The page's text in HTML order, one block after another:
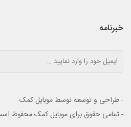
خبرنامه
- طراحی و توسعه توسط موبایل کمک
- تمامی حقوق برای موبایل کمک محفوظ